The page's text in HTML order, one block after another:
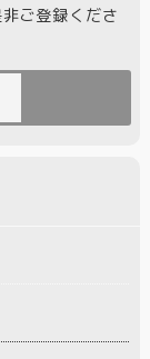
ご登録くださ